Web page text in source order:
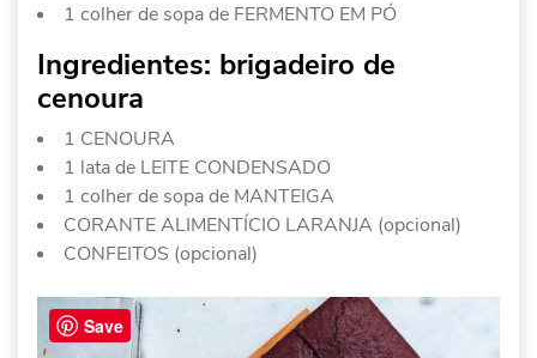
1 colher de sopa de FERMENTO EM PÓ
Ingredientes: brigadeiro de
cenoura
1 CENOURA
1 lata de LEITE CONDENSADO
1 colher de sopa de MANTEIGA
CORANTE ALIMENTÍCIO LARANJA (opcional)
CONFEITOS (opcional)
Save